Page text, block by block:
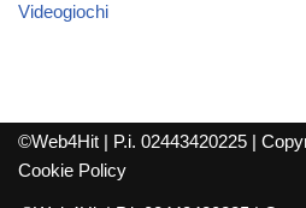
Videogiochi
©Web4Hit | P.i. 02443420225 |
Cookie Policy